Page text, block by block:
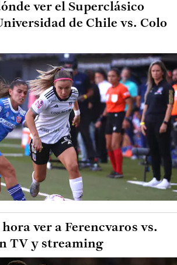
ver el Superclásico
de Chile vs. Colo
ver a Ferencvaros vs.
TV y streaming